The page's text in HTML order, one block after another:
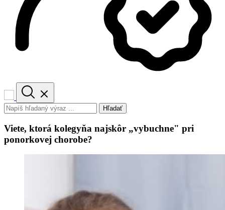
Hľadať
Viete, ktorá kolegyňa najskôr „vybuchne" pri
ponorkovej chorobe?